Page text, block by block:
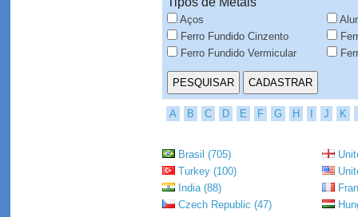
Aços
Ferro Fundido Cinzento
Ferro Fundido Vermicular
A B C D E F G H J K
Brasil (705)
Turkey (100)
India (88)
Czech Republic (47)